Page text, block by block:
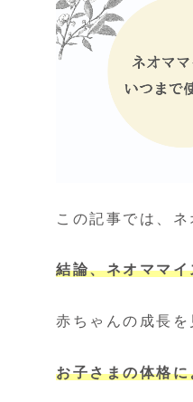
この記事では、
結論、ネオママ
赤ちゃんの成長
お子さまの体格